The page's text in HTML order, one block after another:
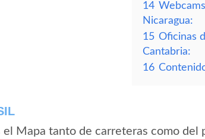
14
Nicaragua:
15 Oficinas
Cantabria:
16
el Mapa tanto de carreteras como del